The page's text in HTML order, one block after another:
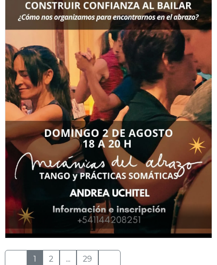
1 2 ... 29